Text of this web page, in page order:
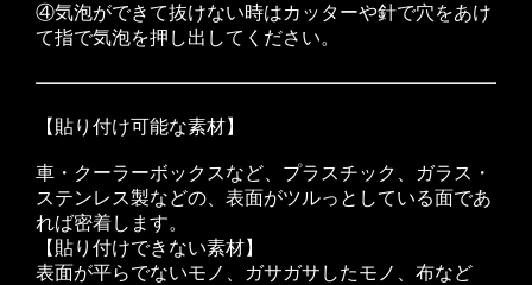
④気泡ができて抜けない時はカッターや針で穴をあけ
て指で気泡を押し出してください。
【貼り付け可能な素材】
車・クーラーボックスなど、プラスチック、ガラス・
ステンレス製などの、表面がツルっとしている面であ
れば密着します。
【貼り付けできない素材】
表面が平らでないモノ、ガサガサしたモノ、布など